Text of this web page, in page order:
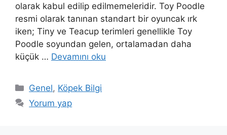
olarak kabul edilip edilmemeleridir. Toy Poodle
resmi olarak tanınan standart bir oyuncak ırk
iken; Tiny ve Teacup terimleri genellikle Toy
Poodle soyundan gelen, ortalamadan daha
küçük … Devamını oku
Kategoriler
Genel, Köpek Bilgi
Yorum yap